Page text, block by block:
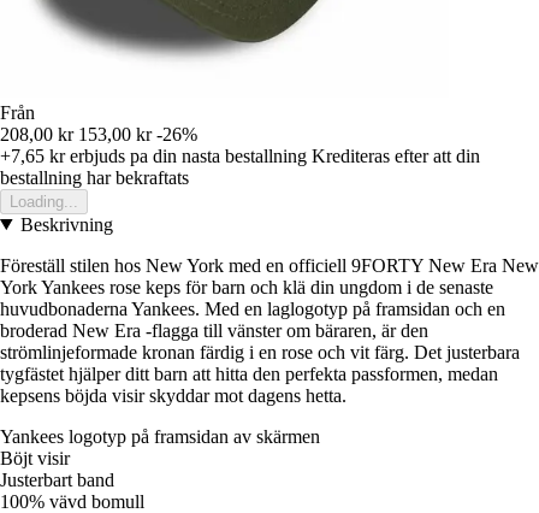
Från
208,00 kr 153,00 kr -26%
+7,65 krerbjuds pa din nasta bestallning Krediteras efter att din
bestallning har bekraftats
Loading...
Beskrivning
Föreställ stilen hos New York med en officiell 9FORTY New Era New
York Yankees rose keps för barn och klä din ungdom i de senaste
huvudbonaderna Yankees. Med en laglogotyp på framsidan och en
broderad New Era -flagga till vänster om bäraren, är den
strömlinjeformade kronan färdig i en rose och vit färg. Det justerbara
tygfästet hjälper ditt barn att hitta den perfekta passformen, medan
kepsens böjda visir skyddar mot dagens hetta.
Yankees logotyp på framsidan av skärmen
Böjt visir
Justerbart band
100% vävd bomull